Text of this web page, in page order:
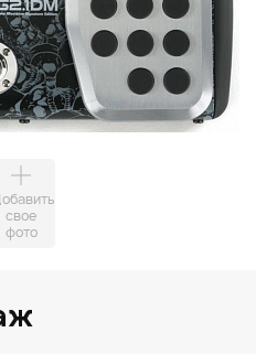
свое
фото